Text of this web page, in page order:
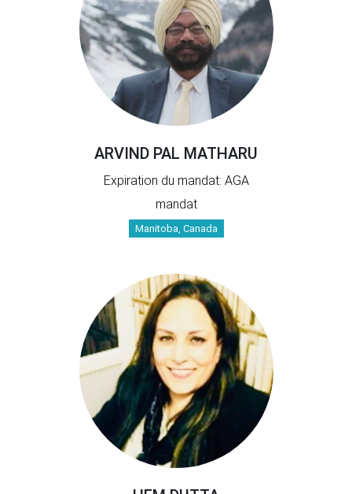
ARVIND PAL MATHARU
Expiration du mandat: AGA
mandat
Manitoba, Canada